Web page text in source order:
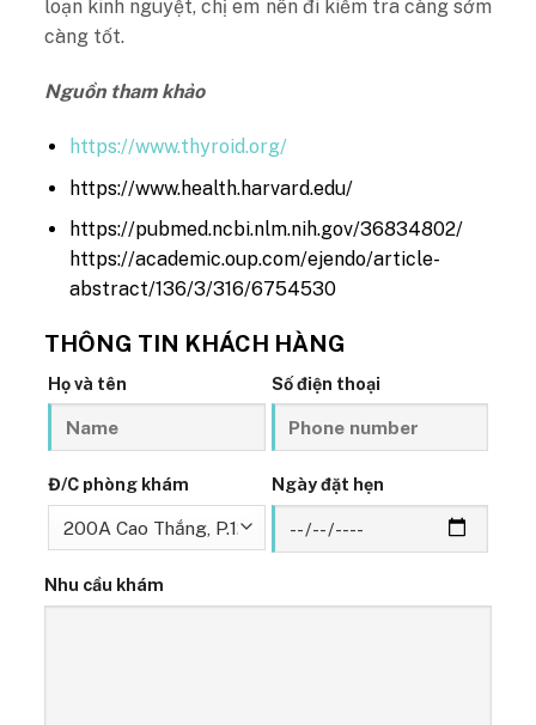
loạn kinh nguyệt, chị em nên đi kiểm tra càng sớm
càng tốt.
Nguồn tham khảo
https://www.thyroid.org/
https://www.health.harvard.edu/
https://pubmed.ncbi.nlm.nih.gov/36834802/
https://academic.oup.com/ejendo/article-
abstract/136/3/316/6754530
THÔNG TIN KHÁCH HÀNG
Họ và tên Số điện thoại
Đ/C phòng khám Ngày đặt hẹn
Nhu cầu khám